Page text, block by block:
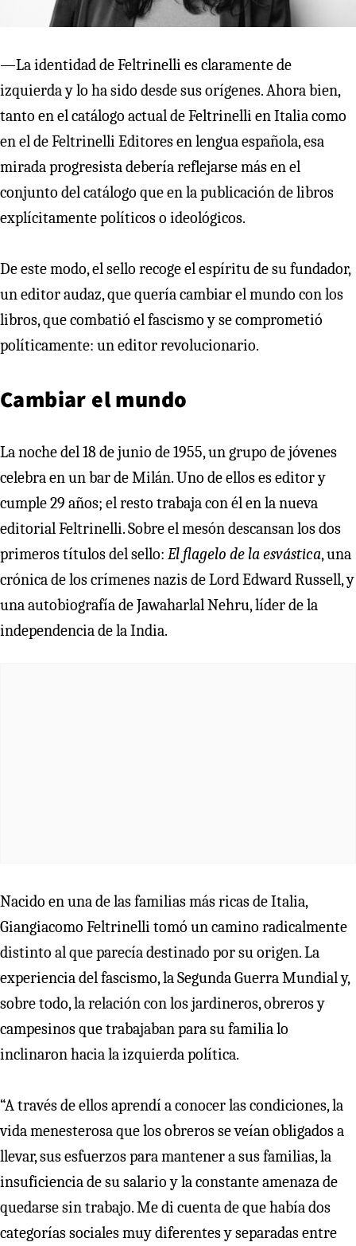
—La identidad de Feltrinelli es claramente de
izquierda y lo ha sido desde sus orígenes. Ahora bien,
tanto en el catálogo actual de Feltrinelli en Italia como
en el de Feltrinelli Editores en lengua española, esa
mirada progresista debería reflejarse más en el
conjunto del catálogo que en la publicación de libros
explícitamente políticos o ideológicos.
De este modo, el sello recoge el espíritu de su fundador,
un editor audaz, que quería cambiar el mundo con los
libros, que combatió el fascismo y se comprometió
políticamente: un editor revolucionario.
Cambiar el mundo
La noche del 18 de junio de 1955, un grupo de jóvenes
celebra en un bar de Milán. Uno de ellos es editor y
cumple 29 años; el resto trabaja con él en la nueva
editorial Feltrinelli. Sobre el mesón descansan los dos
primeros títulos del sello: El flagelo de la esvástica, una
crónica de los crímenes nazis de Lord Edward Russell, y
una autobiografía de Jawaharlal Nehru, líder de la
independencia de la India.
Nacido en una de las familias más ricas de Italia,
Giangiacomo Feltrinelli tomó un camino radicalmente
distinto al que parecía destinado por su origen. La
experiencia del fascismo, la Segunda Guerra Mundial y,
sobre todo, la relación con los jardineros, obreros y
campesinos que trabajaban para su familia lo
inclinaron hacia la izquierda política.
“A través de ellos aprendí a conocer las condiciones, la
vida menesterosa que los obreros se veían obligados a
llevar, sus esfuerzos para mantener a sus familias, la
insuficiencia de su salario y la constante amenaza de
quedarse sin trabajo. Me di cuenta de que había dos
categorías sociales muy diferentes y separadas entre